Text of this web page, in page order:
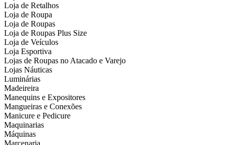
Loja de Retalhos
Loja de Roupa
Loja de Roupas
Loja de Roupas Plus Size
Loja de Veículos
Loja Esportiva
Lojas de Roupas no Atacado e Varejo
Lojas Náuticas
Luminárias
Madeireira
Manequins e Expositores
Mangueiras e Conexões
Manicure e Pedicure
Maquinarias
Máquinas